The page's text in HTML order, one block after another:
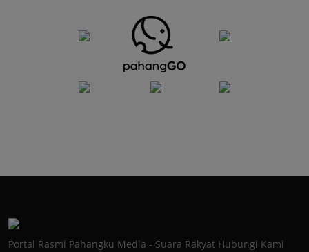
Portal Rasmi Pahangku Media - Suara Rakyat Hubungi Kami